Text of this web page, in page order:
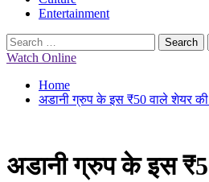
Entertainment
Search
for:
Watch Online
Home
अडानी ग्रुप के इस ₹50 वाले शेयर
अडानी ग्रुप के इस